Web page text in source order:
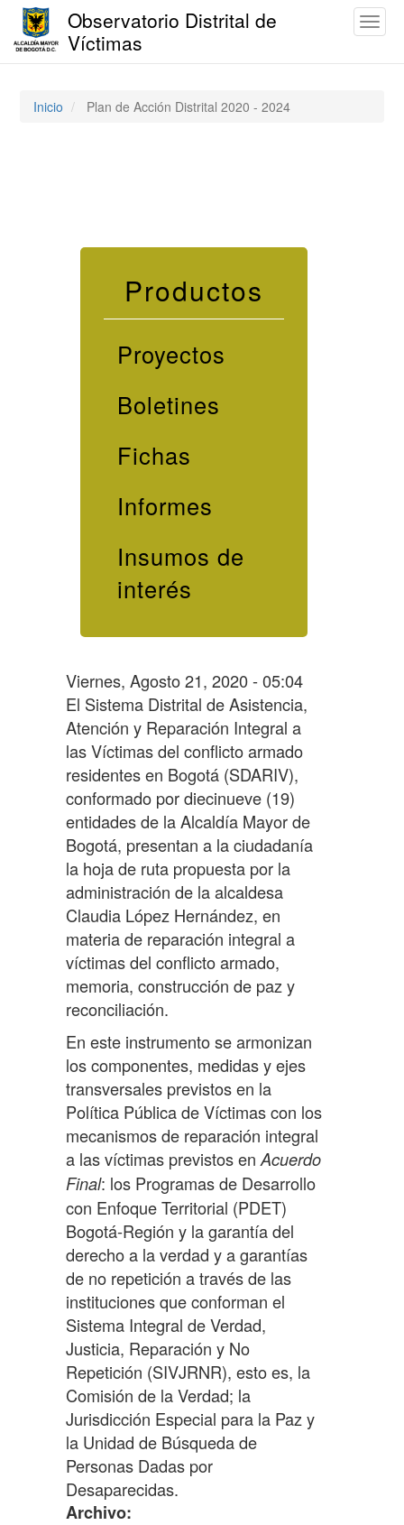
Pasar
contenido
Observatorio Distrital de
Víctimas
Inicio Plan de Acción Distrital 2020 - 2024
Productos
Proyectos
Boletines
Fichas
Informes
Insumos de
interés
Viernes, Agosto 21, 2020 - 05:04
El Sistema Distrital de Asistencia,
Atención y Reparación Integral a
las Víctimas del conflicto armado
residentes en Bogotá (SDARIV),
conformado por diecinueve (19)
entidades de la Alcaldía Mayor de
Bogotá, presentan a la ciudadanía
la hoja de ruta propuesta por la
administración de la alcaldesa
Claudia López Hernández, en
materia de reparación integral a
víctimas del conflicto armado,
memoria, construcción de paz y
reconciliación.
En este instrumento se armonizan
los componentes, medidas y ejes
transversales previstos en la
Política Pública de Víctimas con los
mecanismos de reparación integral
a las víctimas previstos en Acuerdo
Final: los Programas de Desarrollo
con Enfoque Territorial (PDET)
Bogotá-Región y la garantía del
derecho a la verdad y a garantías
de no repetición a través de las
instituciones que conforman el
Sistema Integral de Verdad,
Justicia, Reparación y No
Repetición (SIVJRNR), esto es, la
Comisión de la Verdad; la
Jurisdicción Especial para la Paz y
la Unidad de Búsqueda de
Personas Dadas por
Desaparecidas.
Archivo